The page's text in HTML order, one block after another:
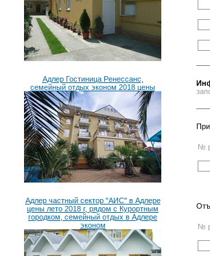
Адлер Гостиница Ренессанс,
семейный отдых эконом 2018 цены
Адлер частный сектор "АИС" в Адлере
цены лето 2018 г, рядом с Курортным
городком, семейный отдых в Адлере
эконом
№
№